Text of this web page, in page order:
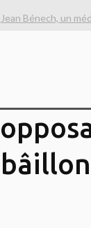
Jean Bénech, un